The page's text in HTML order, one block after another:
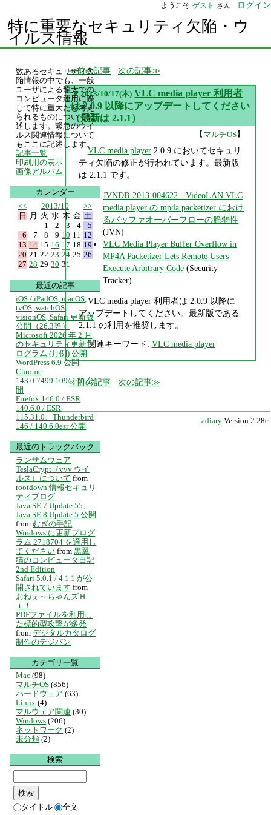
ようこそ ゲスト さん ログイン
特に重要なセキュリティ欠陥・ウ
イルス情報
前の記事 次の記事
▼ 2013/10/17(木) VLC media player 利用者
は 2.0.9 以降にアップデートしてください
（最新は 2.1.1）
【マルチOS】
VLC media player2.0.9 においてセキュリ
ティ欠陥の修正が行われています。最新版
は 2.1.1 です。
JVNDB-2013-004622 - VideoLAN VLC
media player の mp4a packetizer におけ
るバッファオーバーフローの脆弱性
(JVN)
VLC Media Player Buffer Overflow in
MP4A Packetizer Lets Remote Users
Execute Arbitrary Code (Security
Tracker)
VLC media player 利用者は 2.0.9 以降に
アップデートしてください。最新版である
2.1.1 の利用を推奨します。
関連キーワード: VLC media player
前の記事 次の記事
adiary Version 2.28c.
数あるセキュリティ欠
陥情報の中でも、一般
ユーザによる龍大での
コンピュータ運用に際
して特に重大だと考え
られるものについて記
述します。緊急のウイ
ルス関連情報について
もここに記述します。
記事一覧
印刷用の表示
画像アルバム
カレンダー
<<
2013/10
>>
日
月 火 水 木 金 土
1
2 3 4
5
6
7 8 9 10 11 12
13 14 15 16 17 18 19
20 21 22 23 24 25 26
27 28 29 30 31
最近の記事
iOS / iPadOS, macOS,
tvOS, watchOS,
visionOS, Safari 更新版
公開（26.3等）
Microsoft 2026 年 2 月
のセキュリティ更新プ
ログラム (月例) 公開
WordPress 6.9 公開
Chrome
143.0.7499.109/.110 公
開
Firefox 146.0 / ESR
140.6.0 / ESR
115.31.0、Thunderbird
146 / 140.6.0esr 公開
最近のトラックバック
ランサムウェア
TeslaCrypt（vvv ウイ
ルス）について from
rootdown 情報セキュリ
ティブログ
Java SE 7 Update 55、
Java SE 8 Update 5 公開
from むぎの手記
Windows に更新プログ
ラム 2718704 を適用し
てください from 黒翼
猫のコンピュータ日記
2nd Edition
Safari 5.0.1 / 4.1.1 が公
開されています from
おねぇ～ちゃんズＨ
ｉ！
PDFファイルを利用し
た標的型攻撃が多発
from デジタルカタログ
制作のデジパン
カテゴリ一覧
Mac (98)
マルチOS (856)
ハードウェア (63)
Linux (4)
マルウェア関連 (30)
Windows (206)
ネットワーク (2)
未分類 (2)
検索
タイトル 全文